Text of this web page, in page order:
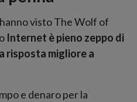
visto The Wolf of
Internet è pieno zeppo di
risposta migliore a
e denaro per la